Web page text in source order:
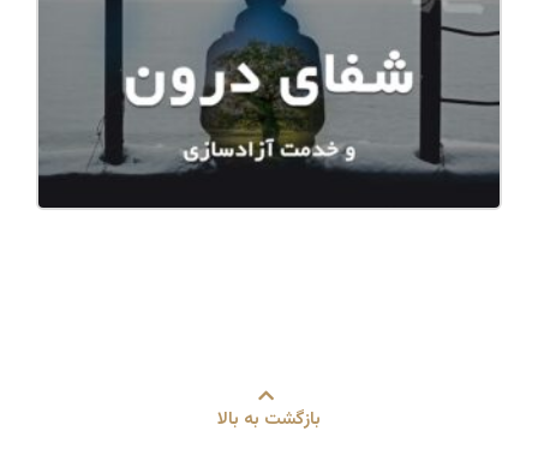
بازگشت به بالا